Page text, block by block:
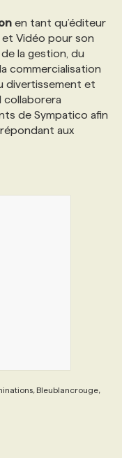
en tant qu’éditeur
Vidéo pour son
la gestion, du
commercialisation
divertissement et
collaborera
de Sympatico afin
aux
Bleublancrouge,